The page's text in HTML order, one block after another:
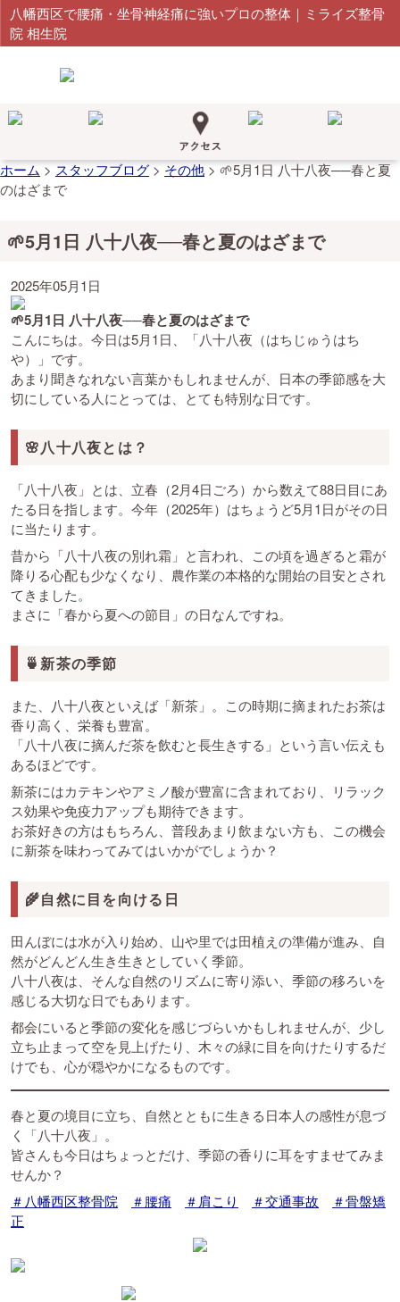
八幡西区で腰痛・坐骨神経痛に強いプロの整体｜ミライズ整骨
院 相生院
ホーム > スタッフブログ> その他 > 🌱5月1日 八十八夜──春と夏
のはざまで
🌱5月1日 八十八夜──春と夏のはざまで
2025年05月1日
🌱5月1日 八十八夜──春と夏のはざまで
こんにちは。今日は5月1日、「八十八夜（はちじゅうはち
や）」です。
あまり聞きなれない言葉かもしれませんが、日本の季節感を大
切にしている人にとっては、とても特別な日です。
🌸八十八夜とは？
「八十八夜」とは、立春（2月4日ごろ）から数えて88日目にあ
たる日を指します。今年（2025年）はちょうど5月1日がその日
に当たります。
昔から「八十八夜の別れ霜」と言われ、この頃を過ぎると霜が
降りる心配も少なくなり、農作業の本格的な開始の目安とされ
てきました。
まさに「春から夏への節目」の日なんですね。
🍵新茶の季節
また、八十八夜といえば「新茶」。この時期に摘まれたお茶は
香り高く、栄養も豊富。
「八十八夜に摘んだ茶を飲むと長生きする」という言い伝えも
あるほどです。
新茶にはカテキンやアミノ酸が豊富に含まれており、リラック
ス効果や免疫力アップも期待できます。
お茶好きの方はもちろん、普段あまり飲まない方も、この機会
に新茶を味わってみてはいかがでしょうか？
🌾自然に目を向ける日
田んぼには水が入り始め、山や里では田植えの準備が進み、自
然がどんどん生き生きとしていく季節。
八十八夜は、そんな自然のリズムに寄り添い、季節の移ろいを
感じる大切な日でもあります。
都会にいると季節の変化を感じづらいかもしれませんが、少し
立ち止まって空を見上げたり、木々の緑に目を向けたりするだ
けでも、心が穏やかになるものです。
春と夏の境目に立ち、自然とともに生きる日本人の感性が息づ
く「八十八夜」。
皆さんも今日はちょっとだけ、季節の香りに耳をすませてみま
せんか？
＃八幡西区整骨院
＃腰痛 ＃肩こり ＃交通事故
＃骨盤矯
正